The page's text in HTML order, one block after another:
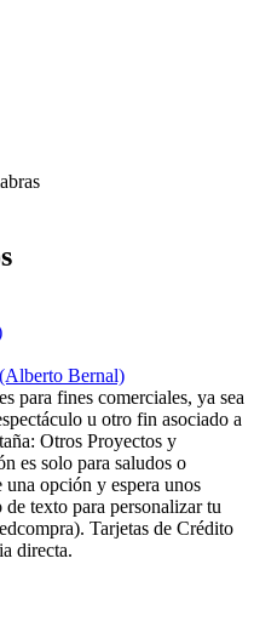
Bernal)
para fines comerciales, ya sea
u otro fin asociado a
Otros Proyectos y
es solo para saludos o
opción y espera unos
de texto para personalizar tu
Tarjetas de Crédito
directa.